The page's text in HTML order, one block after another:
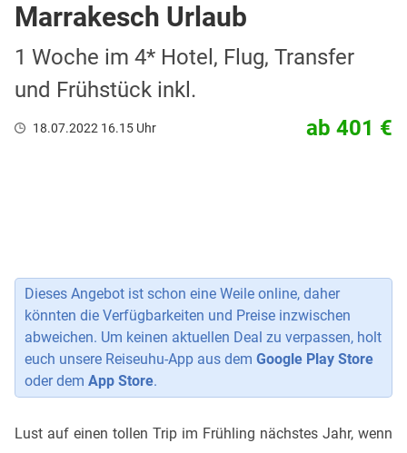
Marrakesch Urlaub
1 Woche im 4* Hotel, Flug, Transfer
und Frühstück inkl.
18.07.2022 16.15 Uhr ab 401 €
Dieses Angebot ist schon eine Weile online, daher
könnten die Verfügbarkeiten und Preise inzwischen
abweichen. Um keinen aktuellen Deal zu verpassen, holt
euch unsere Reiseuhu-App aus dem Google Play Store
oder dem App Store.
Lust auf einen tollen Trip im Frühling nächstes Jahr, wenn